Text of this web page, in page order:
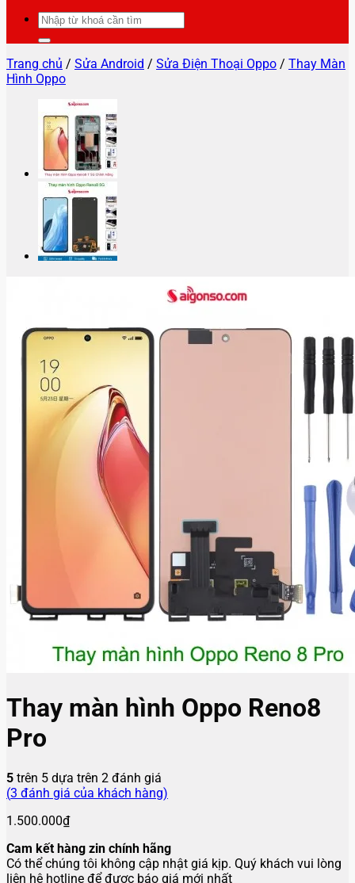
Tìm
kiếm:
Trang chủ / Sửa Android / Sửa Điện Thoại Oppo / Thay Màn
Hình Oppo
Thay màn hình Oppo Reno8
Pro
5 trên 5 dựa trên 2 đánh giá
(3 đánh giá của khách hàng)
1.500.000₫
Cam kết hàng zin chính hãng
Có thể chúng tôi không cập nhật giá kịp. Quý khách vui lòng
liên hệ hotline để được báo giá mới nhất